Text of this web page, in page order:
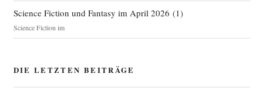
Science Fiction und Fantasy im April 2026 (1)
Science Fiction im
DIE LETZTEN BEITRÄGE